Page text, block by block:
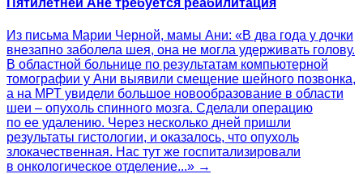
Пятилетней Ане требуется реабилитация
Из письма Марии Черной, мамы Ани: «В два года у дочки
внезапно заболела шея, она не могла удерживать голову.
В областной больнице по результатам компьютерной
томографии у Ани выявили смещение шейного позвонка,
а на МРТ увидели большое новообразование в области
шеи – опухоль спинного мозга. Сделали операцию
по ее удалению. Через несколько дней пришли
результаты гистологии, и оказалось, что опухоль
злокачественная. Нас тут же госпитализировали
в онкологическое отделение...» →